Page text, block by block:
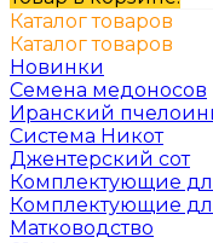
Каталог товаров
Каталог товаров
Новинки
Семена медоносов
Иранский
Система Никот
Джентерский сот
Комплектующие
Комплектующие
Матководство